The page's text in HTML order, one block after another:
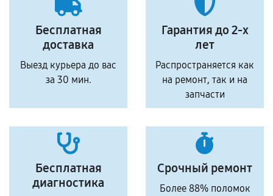
Бесплатная
доставка
Выезд курьера до вас
за 30 мин.
Гарантия до 2-х
лет
Распространяется как
на ремонт, так и на
запчасти
Бесплатная
диагностика
Срочный ремонт
Более 88% поломок